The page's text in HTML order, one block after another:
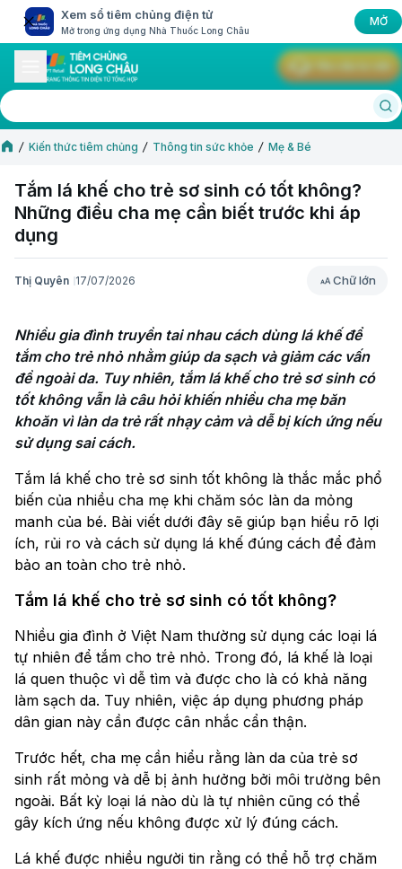
Xem sổ tiêm chủng điện tử
Mở trong ứng dụng Nhà Thuốc Long Châu
MỞ
Kiến thức tiêm chủng Thông tin sức khỏe Mẹ & Bé
Tắm lá khế cho trẻ sơ sinh có tốt không?
Những điều cha mẹ cần biết trước khi áp
dụng
Thị Quyên 17/07/2026 Chữ lớn
Chữ lớn
Nhiều gia đình truyền tai nhau cách dùng lá khế để
tắm cho trẻ nhỏ nhằm giúp da sạch và giảm các vấn
đề ngoài da. Tuy nhiên, tắm lá khế cho trẻ sơ sinh có
tốt không vẫn là câu hỏi khiến nhiều cha mẹ băn
khoăn vì làn da trẻ rất nhạy cảm và dễ bị kích ứng nếu
sử dụng sai cách.
Tắm lá khế cho trẻ sơ sinh tốt không là thắc mắc phổ
biến của nhiều cha mẹ khi chăm sóc làn da mỏng
manh của bé. Bài viết dưới đây sẽ giúp bạn hiểu rõ lợi
ích, rủi ro và cách sử dụng lá khế đúng cách để đảm
bảo an toàn cho trẻ nhỏ.
Tắm lá khế cho trẻ sơ sinh có tốt không?
Nhiều gia đình ở Việt Nam thường sử dụng các loại lá
tự nhiên để tắm cho trẻ nhỏ. Trong đó, lá khế là loại
lá quen thuộc vì dễ tìm và được cho là có khả năng
làm sạch da. Tuy nhiên, việc áp dụng phương pháp
dân gian này cần được cân nhắc cẩn thận.
Trước hết, cha mẹ cần hiểu rằng làn da của trẻ sơ
sinh rất mỏng và dễ bị ảnh hưởng bởi môi trường bên
ngoài. Bất kỳ loại lá nào dù là tự nhiên cũng có thể
gây kích ứng nếu không được xử lý đúng cách.
Lá khế được nhiều người tin rằng có thể hỗ trợ chăm